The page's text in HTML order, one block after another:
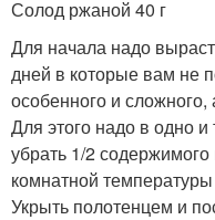
Солод ржаной 40 г
Для начала надо
дней в которые вам не
особенного и сложного,
Для этого надо в одно
убрать 1/2
комнатной
Укрыть полотенцем и